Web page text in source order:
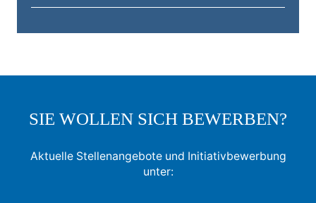
SIE WOLLEN SICH BEWERBEN?
Aktuelle Stellenangebote und Initiativbewerbung
unter: